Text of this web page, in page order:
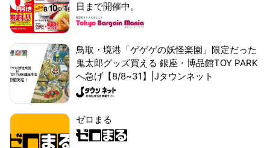
日まで開催中。
鳥取・境港「ゲゲゲの妖怪楽園」限定だった
鬼太郎グッズ買える 銀座・博品館TOY PARK
へ急げ【8/8~31】|Jタウンネット
ゼロまる